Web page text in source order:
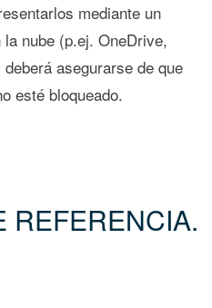
mediante un
nube (p.ej. OneDrive,
asegurarse de que
esté bloqueado.
REFERENCIA.